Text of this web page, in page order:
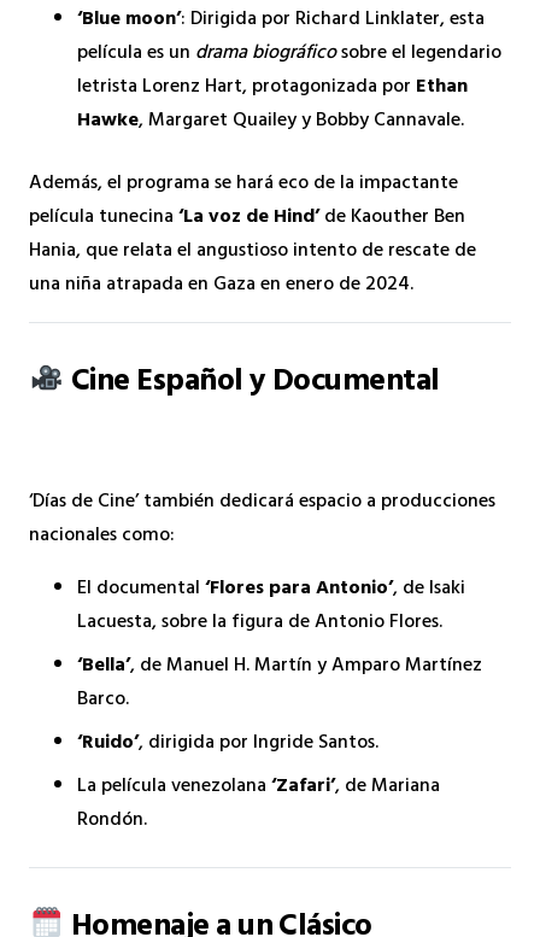
‘Blue moon’: Dirigida por Richard Linklater, esta
película es un drama biográficosobre el legendario
letrista Lorenz Hart, protagonizada por Ethan
Hawke, Margaret Quailey y Bobby Cannavale.
Además, el programa se hará eco de la impactante
película tunecina‘La voz de Hind’de Kaouther Ben
Hania, que relata el angustioso intento de rescate de
una niña atrapada en Gaza en enero de 2024.
Cine Español y Documental
‘Días de Cine’ también dedicará espacio a producciones
nacionales como:
El documental‘Flores para Antonio’, de Isaki
Lacuesta, sobre la figura de Antonio Flores.
‘Bella’, de Manuel H. Martín y Amparo Martínez
Barco.
‘Ruido’, dirigida por Ingride Santos.
La película venezolana‘Zafari’, de Mariana
Rondón.